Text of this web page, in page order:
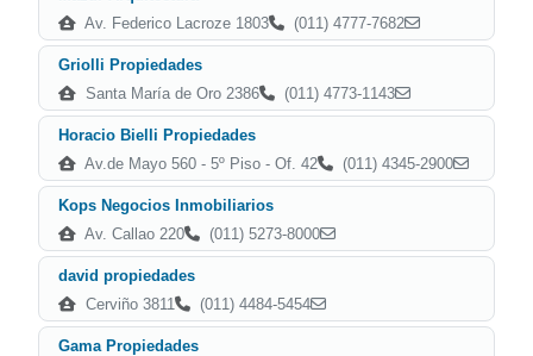
Av. Federico Lacroze 1803
(011) 4777-7682
Griolli Propiedades
Santa María de Oro 2386
(011) 4773-1143
Horacio Bielli Propiedades
Av.de Mayo 560 - 5º Piso - Of. 42
(011) 4345-2900
Kops Negocios Inmobiliarios
Av. Callao 220
(011) 5273-8000
david propiedades
Cerviño 3811
(011) 4484-5454
Gama Propiedades